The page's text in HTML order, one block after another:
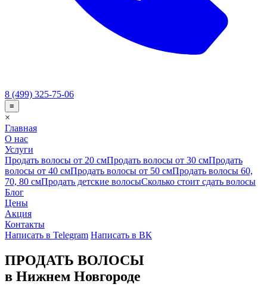
8 (499) 325-75-06
≡
×
Главная
О нас
Услуги
Продать волосы от 20 смПродать волосы от 30 смПродать
волосы от 40 смПродать волосы от 50 смПродать волосы 60,
70, 80 смПродать детские волосыСколько стоит сдать волосы
Блог
Цены
Акция
Контакты
Написать в Telegram Написать в ВК
ПРОДАТЬ ВОЛОСЫ
в Нижнем Новгороде